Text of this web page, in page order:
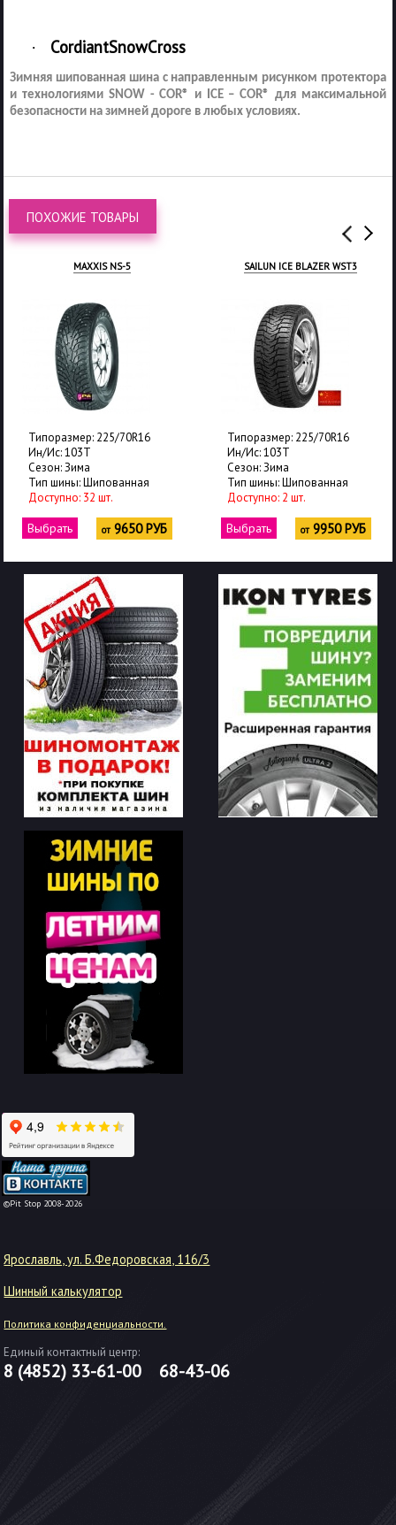
· CordiantSnowCross
Зимняя шипованная шина с направленным рисунком протектора
и технологиями SNOW -COR® и ICE–COR® для максимальной
безопасности на зимней дороге в любых условиях.
ПОХОЖИЕ ТОВАРЫ
MAXXIS NS-5
Типоразмер: 225/70R16
Ин/Ис: 103T
Сезон: Зима
Тип шины: Шипованная
Доступно: 32 шт.
Выбрать от9650 РУБ
SAILUN ICE BLAZER WST3
Типоразмер: 225/70R16
Ин/Ис: 103T
Сезон: Зима
Тип шины: Шипованная
Доступно: 2 шт.
Выбрать от9950 РУБ
©Pit Stop 2008-2026
-->
Ярославль, ул. Б.Федоровская, 116/3
Шинный калькулятор
Политика конфиденциальности.
Единый контактный центр:
8 (4852) 33-61-00 68-43-06